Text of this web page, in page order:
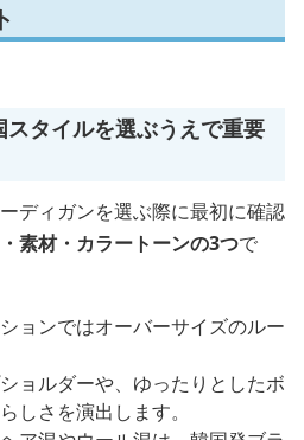
タイルを選ぶうえで重要
ディガンを選ぶ際に最初に確認
素材・カラートーンの3つで
ョンではオーバーサイズのルー
ョルダーや、ゆったりとしたボ
しさを演出します。